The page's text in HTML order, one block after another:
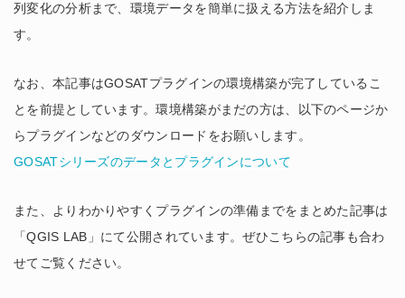
列変化の分析まで、環境データを簡単に扱える方法を紹介しま
す。
なお、本記事はGOSATプラグインの環境構築が完了しているこ
とを前提としています。環境構築がまだの方は、以下のページか
らプラグインなどのダウンロードをお願いします。
GOSATシリーズのデータとプラグインについて
また、よりわかりやすくプラグインの準備までをまとめた記事は
「QGIS LAB」にて公開されています。ぜひこちらの記事も合わ
せてご覧ください。